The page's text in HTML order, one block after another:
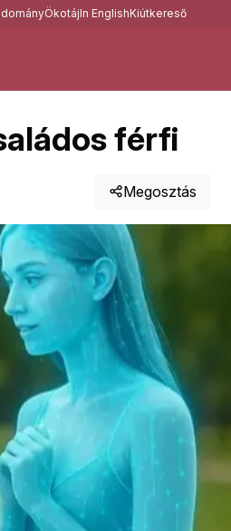
ÖkotájIn EnglishKiútkereső
férfi
Megosztás